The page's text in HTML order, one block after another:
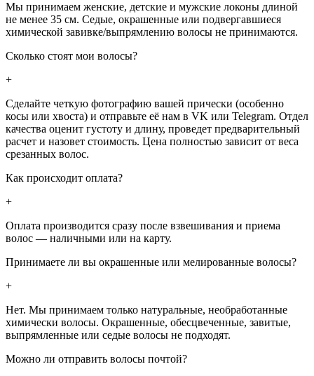
Мы принимаем женские, детские и мужские локоны длиной
не менее 35 см. Седые, окрашенные или подвергавшиеся
химической завивке/выпрямлению волосы не принимаются.
Сколько стоят мои волосы?
+
Сделайте четкую фотографию вашей прически (особенно
косы или хвоста) и отправьте её нам в VK или Telegram. Отдел
качества оценит густоту и длину, проведет предварительный
расчет и назовет стоимость. Цена полностью зависит от веса
срезанных волос.
Как происходит оплата?
+
Оплата производится сразу после взвешивания и приема
волос — наличными или на карту.
Принимаете ли вы окрашенные или мелированные волосы?
+
Нет. Мы принимаем только натуральные, необработанные
химически волосы. Окрашенные, обесцвеченные, завитые,
выпрямленные или седые волосы не подходят.
Можно ли отправить волосы почтой?